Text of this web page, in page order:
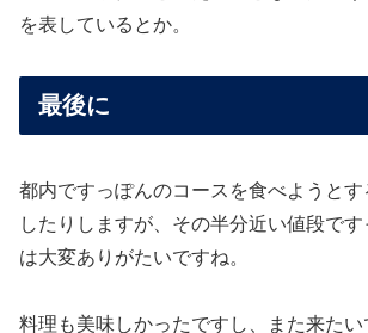
を表しているとか。
最後に
都内ですっぽんのコースを食べようと
したりしますが、その半分近い値段で
は大変ありがたいですね。
料理も美味しかったですし、また来たい